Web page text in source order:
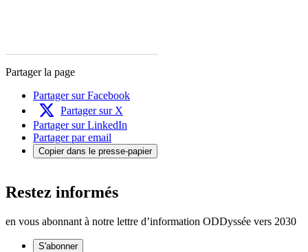
Partager la page
Partager sur Facebook
Partager sur X
Partager sur LinkedIn
Partager par email
Copier dans le presse-papier
Restez informés
en vous abonnant à notre lettre d’information ODDyssée vers 2030
S'abonner